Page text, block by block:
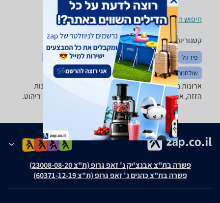
חיפוש חנויות ארונות בגדים, שידות וכונניות לפי עיר
קטגוריות משלימות
פירזול ארונות אמבטיה חדרי שינה
מוצרי עיצוב לבית
שולחנות ופינות אוכל
מזנונים ושולחנות טלוויזיה
ארונות בגדים, שידות וכונניות - ‏ארון מבחר גדול של ארונות
הזזה, ארונות בגדים, שידות, מזנונים, כוורות ושאר פרטי ריהוט.
פשרה בת"צ אבנצ'יק נ' זאפ גרופ (ת"צ 23008-08-20)
פשרה בת"צ כהנים נ' זאפ גרופ (ת"צ 60371-12-19)